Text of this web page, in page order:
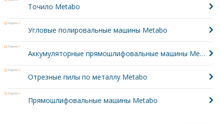
Точило Metabo
Угловые полировальные машины Metabo
Аккумуляторные прямошлифовальные машины Metabo
Отрезные пилы по металлу Metabo
Прямошлифовальные машины Metabo